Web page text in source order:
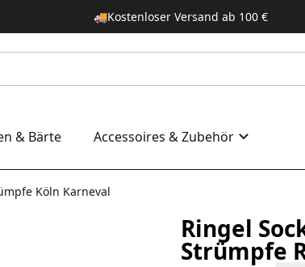
🚚Kostenloser Versand ab 100 €
& Bärte Accessoires & Zubehör
Köln Karneval
Ringel
Strümpfe